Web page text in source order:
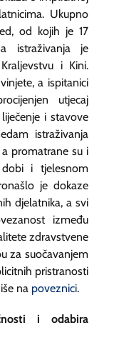
Ukupno
od kojih je 17
istraživanja je
i Kini.
a ispitanici
utjecaj
i stavove
istraživanja
promatrane su i
i tjelesnom
je dokaze
djelatnika, a svi
između
zdravstvene
za suočavanjem
pristranosti
na poveznici.
i odabira